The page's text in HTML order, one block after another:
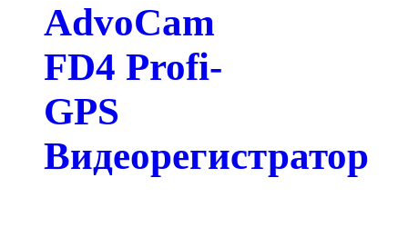
AdvoCam
FD4 Profi-
GPS
Видеорегистратор